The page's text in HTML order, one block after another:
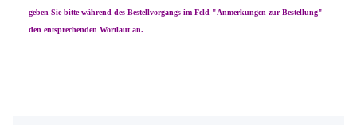
geben Sie bitte während des Bestellvorgangs im Feld "Anmerkungen zur Bestellung"
den entsprechenden Wortlaut an.